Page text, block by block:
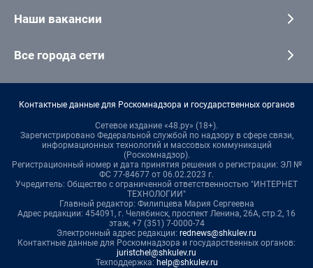
Наши вакансии
Все города сети
Контактные данные для Роскомнадзора и государственных органов
Сетевое издание «48.ру» (18+).
Зарегистрировано Федеральной службой по надзору в сфере связи,
информационных технологий и массовых коммуникаций
(Роскомнадзор).
Регистрационный номер и дата принятия решения о регистрации: ЭЛ №
ФС 77-84677 от 06.02.2023 г.
Учредитель: Общество с ограниченной ответственностью "ИНТЕРНЕТ
ТЕХНОЛОГИИ"
Главный редактор: Филипцева Мария Сергеевна
Адрес редакции: 454091, г. Челябинск, проспект Ленина, 26А, стр.2, 16
этаж, +7 (351) 7-0000-74
Электронный адрес редакции: rednews@shkulev.ru
Контактные данные для Роскомнадзора и государственных органов:
juristchel@shkulev.ru
Техподдержка: help@shkulev.ru